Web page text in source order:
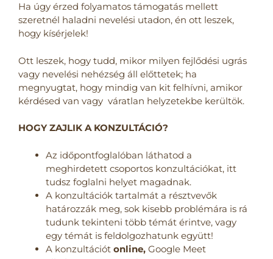
Ha úgy érzed folyamatos támogatás mellett
szeretnél haladni nevelési utadon, én ott leszek,
hogy kísérjelek!
Ott leszek, hogy tudd, mikor milyen fejlődési ugrás
vagy nevelési nehézség áll előttetek; ha
megnyugtat, hogy mindig van kit felhívni, amikor
kérdésed van vagy váratlan helyzetekbe kerültök.
HOGY ZAJLIK A KONZULTÁCIÓ?
Az időpontfoglalóban láthatod a
meghirdetett csoportos konzultációkat, itt
tudsz foglalni helyet magadnak.
A konzultációk tartalmát a résztvevők
határozzák meg, sok kisebb problémára is rá
tudunk tekinteni több témát érintve, vagy
egy témát is feldolgozhatunk együtt!
A konzultációt online, Google Meet